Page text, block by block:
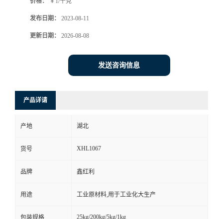
发布日期： 2023-08-11
更新日期： 2026-08-08
发送咨询信息
产品详请
产地 湖北
货号 XHL1067
品牌 鑫红利
用途 工业原材料,用于工业化大生产
25kg/200kg/5kg/1kg